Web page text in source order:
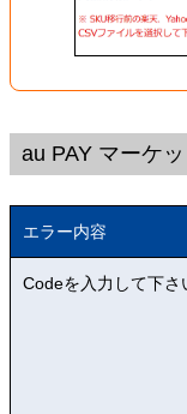
au PAY マーケ
エラー内容
Codeを入力して下さ